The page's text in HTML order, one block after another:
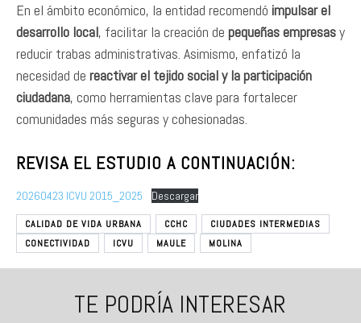
En el ámbito económico, la entidad recomendó impulsar el
desarrollo local, facilitar la creación de pequeñas empresasy
reducir trabas administrativas. Asimismo, enfatizó la
necesidad de reactivar el tejido social y la participación
ciudadana, como herramientas clave para fortalecer
comunidades más seguras y cohesionadas.
REVISA EL ESTUDIO A CONTINUACIÓN:
20260423 ICVU 2015_2025 Descargar
CALIDAD DE VIDA URBANA CCHC
CIUDADES INTERMEDIAS
CONECTIVIDAD
ICVU MAULE MOLINA
TE PODRÍA INTERESAR